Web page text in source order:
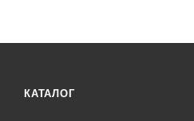
КАТАЛОГ